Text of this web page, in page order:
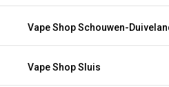
Vape Shop Schouwen-
Vape Shop Sluis